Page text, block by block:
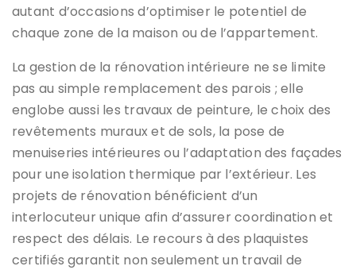
autant d’occasions d’optimiser le potentiel de
chaque zone de la maison ou de l’appartement.
La gestion de la rénovation intérieure ne se limite
pas au simple remplacement des parois ; elle
englobe aussi les travaux de peinture, le choix des
revêtements muraux et de sols, la pose de
menuiseries intérieures ou l’adaptation des façades
pour une isolation thermique par l’extérieur. Les
projets de rénovation bénéficient d’un
interlocuteur unique afin d’assurer coordination et
respect des délais. Le recours à des plaquistes
certifiés garantit non seulement un travail de